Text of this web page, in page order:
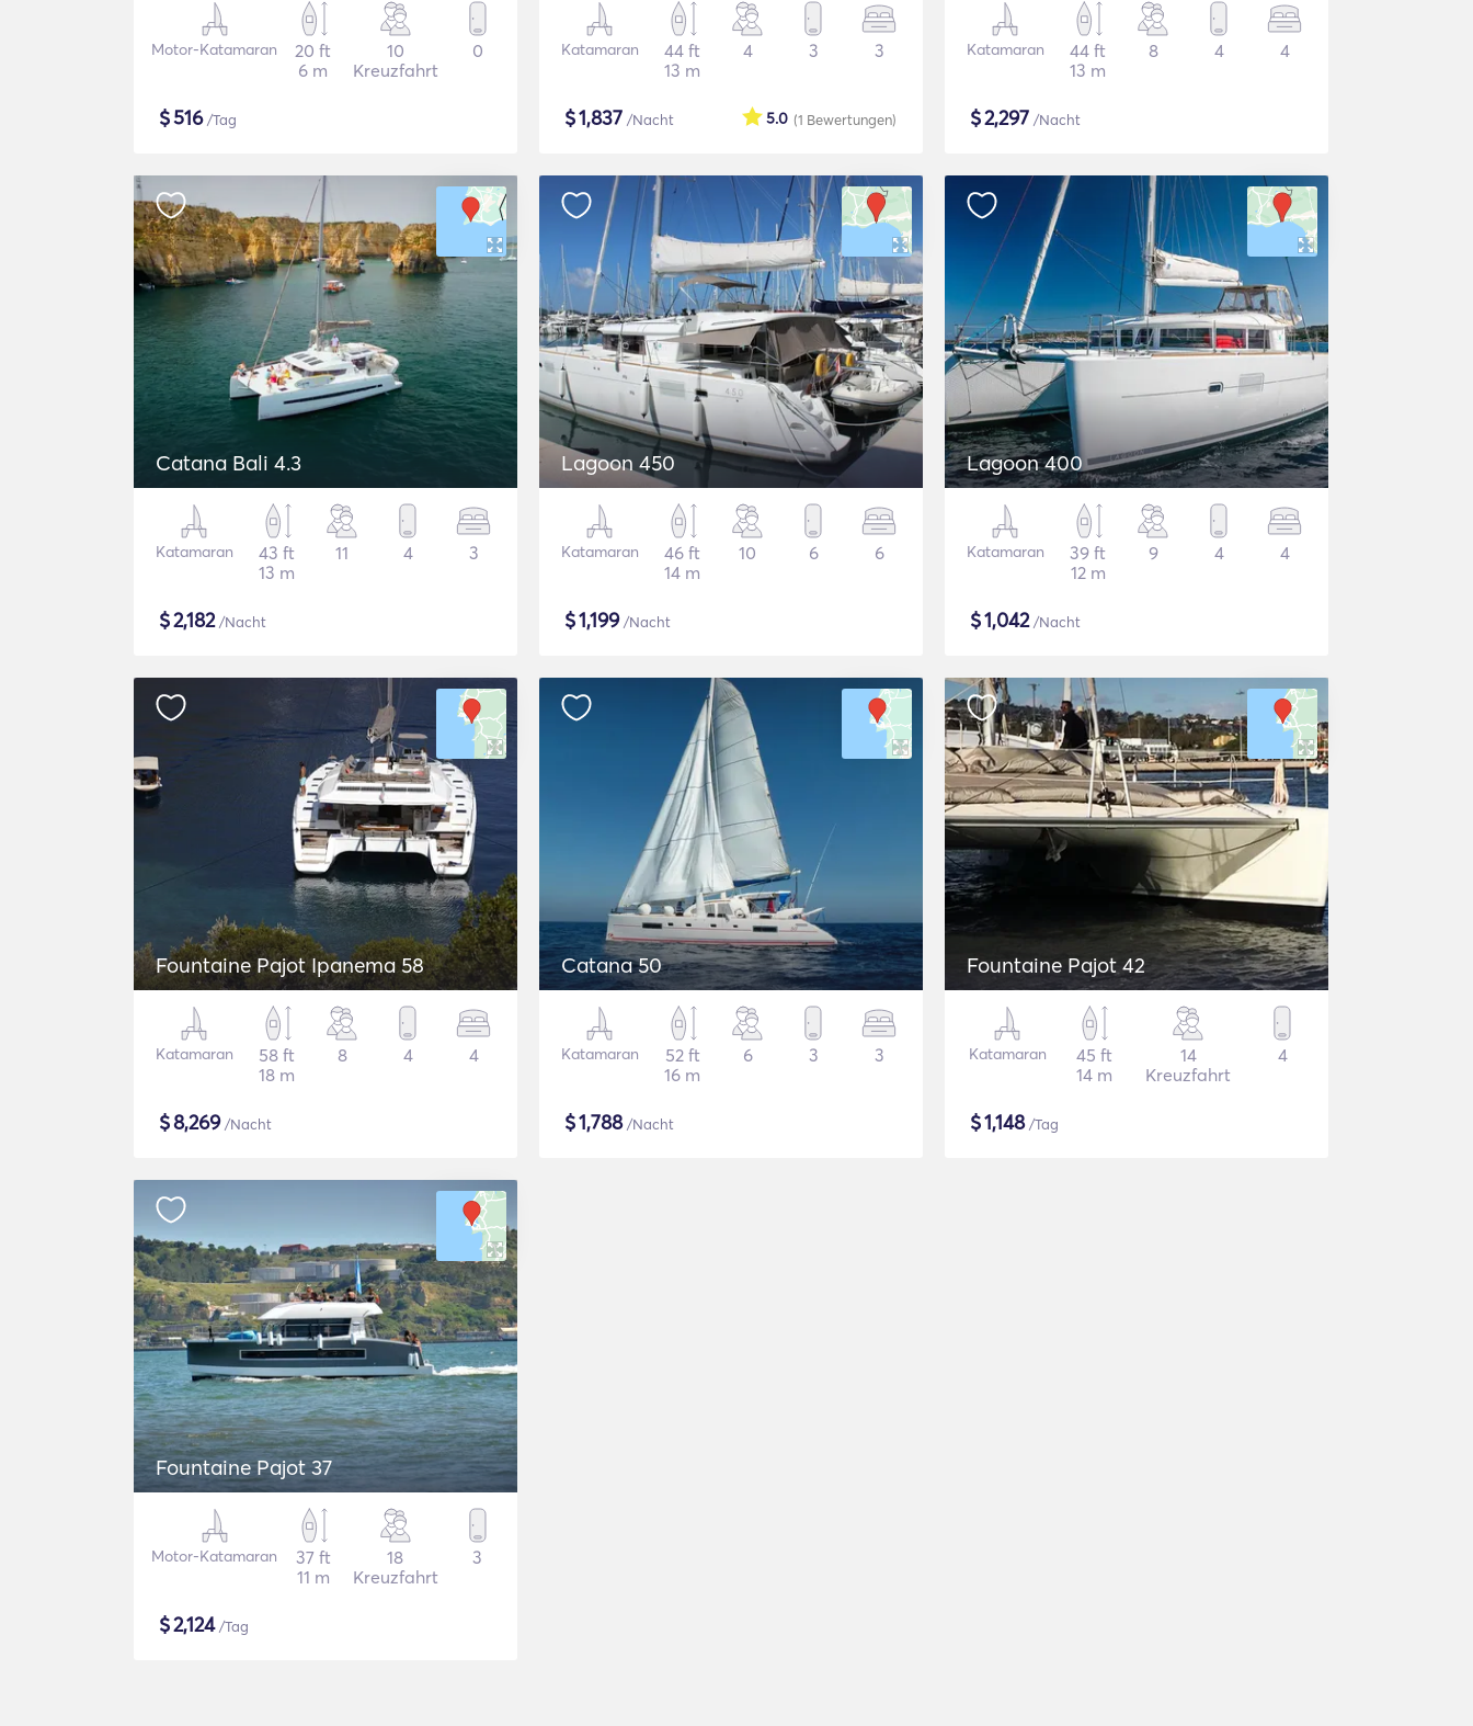
Motor-Katamaran
20 ft
6 m
10
Kreuzfahrt
0
$516/Tag
Katamaran
44 ft
13 m
4 3 3
$1,837 /Nacht (1 Bewertungen)
5.0
Katamaran
44 ft
13 m
8 4 4
$2,297 /Nacht
Catana Bali 4.3
Katamaran
43 ft
13 m
11 4 3
$2,182/Nacht
Lagoon 450
Katamaran
46 ft
14 m
10 6 6
$1,199/Nacht
Lagoon 400
Katamaran
39 ft
12 m
9 4 4
$1,042/Nacht
Fountaine Pajot Ipanema 58
Katamaran
58 ft
18 m
8 4 4
$8,269/Nacht
Catana 50
Katamaran
52 ft
16 m
6 3 3
$1,788/Nacht
Fountaine Pajot 42
Katamaran
45 ft
14 m
14
Kreuzfahrt
4
$1,148/Tag
Fountaine Pajot 37
Motor-Katamaran
37 ft
11 m
18
Kreuzfahrt
3
$2,124/Tag